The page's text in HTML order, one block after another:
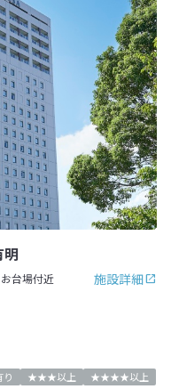
施設詳細
お台場付近
り ★★★以上
★★★★以上